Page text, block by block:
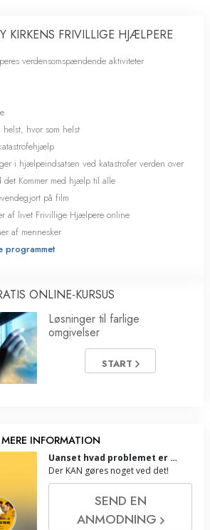
KIRKENS FRIVILLIGE HJÆLPERE
verdensomspændende aktiviteter
hvor som helst
i hjælpeindsatsen ved katastrofer verden over
det Kommer med hjælp til alle
på film
af livet Frivillige Hjælpere online
af mennesker
programmet
ONLINE-KURSUS
Løsninger til farlige
omgivelser
START
MERE INFORMATION
Uanset hvad problemet er …
Der KAN gøres noget ved det!
SEND EN
ANMODNING